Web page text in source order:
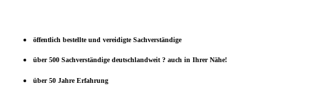
öffentlich bestellte und vereidigte Sachverständige
über 500 Sachverständige deutschlandweit ? auch in Ihrer Nähe!
über 50 Jahre Erfahrung